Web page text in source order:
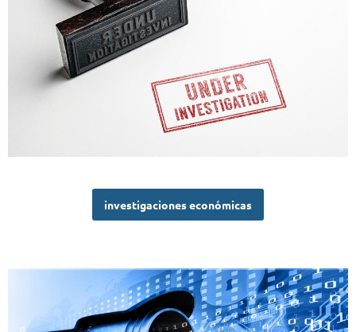
investigaciones económicas